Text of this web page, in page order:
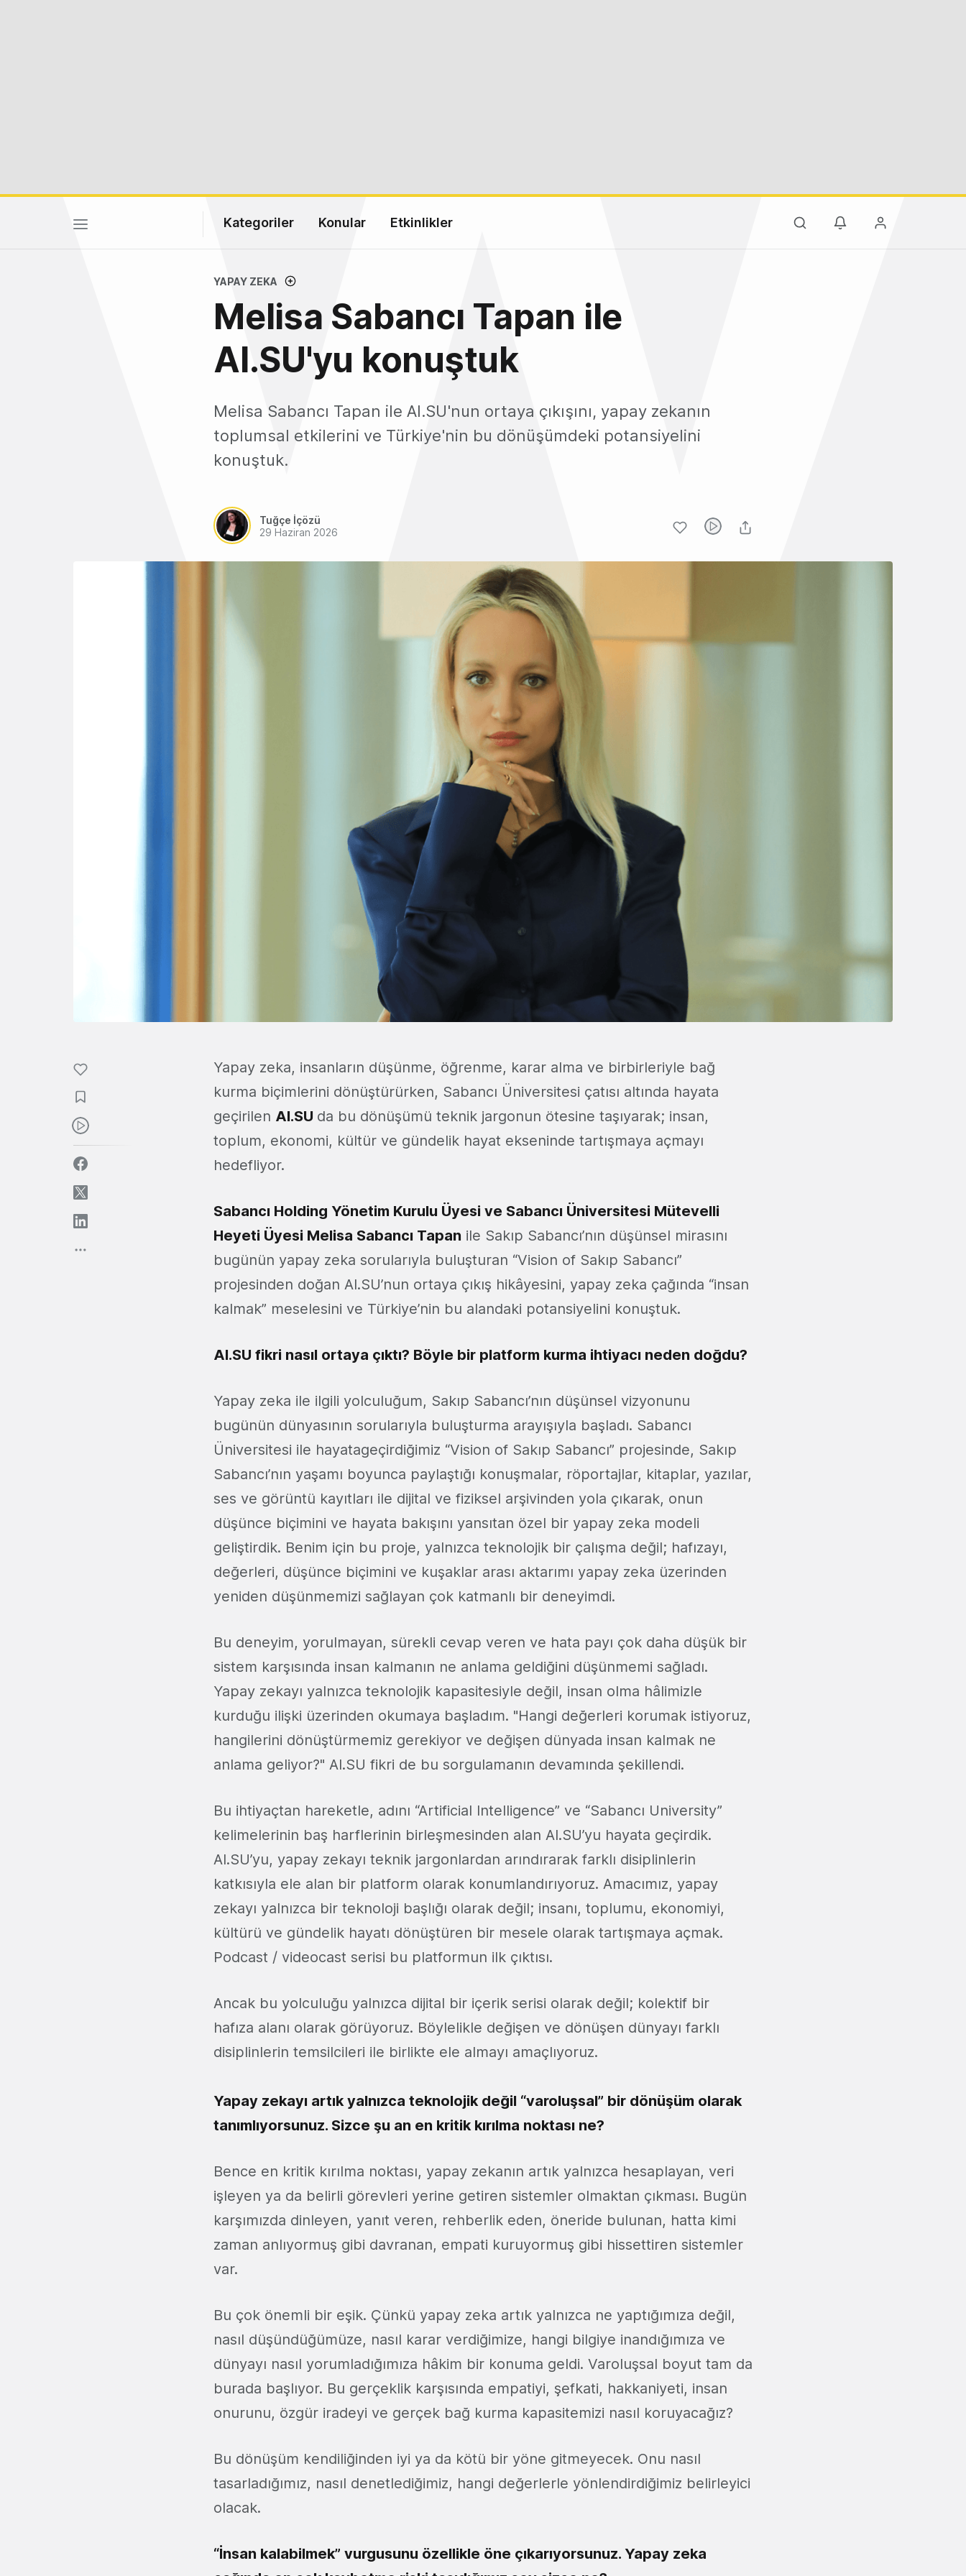
Kategoriler Konular Etkinlikler
YAPAY ZEKA
Melisa Sabancı Tapan ile
AI.SU'yu konuştuk
Melisa Sabancı Tapan ile AI.SU'nun ortaya çıkışını, yapay zekanın
toplumsal etkilerini ve Türkiye'nin bu dönüşümdeki potansiyelini
konuştuk.
Tuğçe İçözü
29 Haziran 2026
Yapay zeka, insanların düşünme, öğrenme, karar alma ve birbirleriyle bağ
kurma biçimlerini dönüştürürken, Sabancı Üniversitesi çatısı altında hayata
geçirilen AI.SU da bu dönüşümü teknik jargonun ötesine taşıyarak; insan,
toplum, ekonomi, kültür ve gündelik hayat ekseninde tartışmaya açmayı
hedefliyor.
Sabancı Holding Yönetim Kurulu Üyesi ve Sabancı Üniversitesi Mütevelli
Heyeti Üyesi Melisa Sabancı Tapan ile Sakıp Sabancı’nın düşünsel mirasını
bugünün yapay zeka sorularıyla buluşturan “Vision of Sakıp Sabancı”
projesinden doğan AI.SU’nun ortaya çıkış hikâyesini, yapay zeka çağında “insan
kalmak” meselesini ve Türkiye’nin bu alandaki potansiyelini konuştuk.
AI.SU fikri nasıl ortaya çıktı? Böyle bir platform kurma ihtiyacı neden doğdu?
Yapay zeka ile ilgili yolculuğum, Sakıp Sabancı’nın düşünsel vizyonunu
bugünün dünyasının sorularıyla buluşturma arayışıyla başladı. Sabancı
Üniversitesi ile hayatageçirdiğimiz “Vision of Sakıp Sabancı” projesinde, Sakıp
Sabancı’nın yaşamı boyunca paylaştığı konuşmalar, röportajlar, kitaplar, yazılar,
ses ve görüntü kayıtları ile dijital ve fiziksel arşivinden yola çıkarak, onun
düşünce biçimini ve hayata bakışını yansıtan özel bir yapay zeka modeli
geliştirdik. Benim için bu proje, yalnızca teknolojik bir çalışma değil; hafızayı,
değerleri, düşünce biçimini ve kuşaklar arası aktarımı yapay zeka üzerinden
yeniden düşünmemizi sağlayan çok katmanlı bir deneyimdi.
Bu deneyim, yorulmayan, sürekli cevap veren ve hata payı çok daha düşük bir
sistem karşısında insan kalmanın ne anlama geldiğini düşünmemi sağladı.
Yapay zekayı yalnızca teknolojik kapasitesiyle değil, insan olma hâlimizle
kurduğu ilişki üzerinden okumaya başladım. "Hangi değerleri korumak istiyoruz,
hangilerini dönüştürmemiz gerekiyor ve değişen dünyada insan kalmak ne
anlama geliyor?" AI.SU fikri de bu sorgulamanın devamında şekillendi.
Bu ihtiyaçtan hareketle, adını “Artificial Intelligence” ve “Sabancı University”
kelimelerinin baş harflerinin birleşmesinden alan AI.SU’yu hayata geçirdik.
AI.SU’yu, yapay zekayı teknik jargonlardan arındırarak farklı disiplinlerin
katkısıyla ele alan bir platform olarak konumlandırıyoruz. Amacımız, yapay
zekayı yalnızca bir teknoloji başlığı olarak değil; insanı, toplumu, ekonomiyi,
kültürü ve gündelik hayatı dönüştüren bir mesele olarak tartışmaya açmak.
Podcast / videocast serisi bu platformun ilk çıktısı.
Ancak bu yolculuğu yalnızca dijital bir içerik serisi olarak değil; kolektif bir
hafıza alanı olarak görüyoruz. Böylelikle değişen ve dönüşen dünyayı farklı
disiplinlerin temsilcileri ile birlikte ele almayı amaçlıyoruz.
Yapay zekayı artık yalnızca teknolojik değil “varoluşsal” bir dönüşüm olarak
tanımlıyorsunuz. Sizce şu an en kritik kırılma noktası ne?
Bence en kritik kırılma noktası, yapay zekanın artık yalnızca hesaplayan, veri
işleyen ya da belirli görevleri yerine getiren sistemler olmaktan çıkması. Bugün
karşımızda dinleyen, yanıt veren, rehberlik eden, öneride bulunan, hatta kimi
zaman anlıyormuş gibi davranan, empati kuruyormuş gibi hissettiren sistemler
var.
Bu çok önemli bir eşik. Çünkü yapay zeka artık yalnızca ne yaptığımıza değil,
nasıl düşündüğümüze, nasıl karar verdiğimize, hangi bilgiye inandığımıza ve
dünyayı nasıl yorumladığımıza hâkim bir konuma geldi. Varoluşsal boyut tam da
burada başlıyor. Bu gerçeklik karşısında empatiyi, şefkati, hakkaniyeti, insan
onurunu, özgür iradeyi ve gerçek bağ kurma kapasitemizi nasıl koruyacağız?
Bu dönüşüm kendiliğinden iyi ya da kötü bir yöne gitmeyecek. Onu nasıl
tasarladığımız, nasıl denetlediğimiz, hangi değerlerle yönlendirdiğimiz belirleyici
olacak.
“İnsan kalabilmek” vurgusunu özellikle öne çıkarıyorsunuz. Yapay zeka